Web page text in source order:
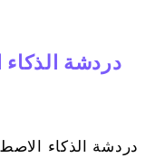
دردشة
دردشة الذكاء